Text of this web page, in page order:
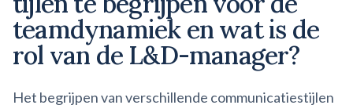
teamdynamiek en wat is de
rol van de L&D-manager?
Het begrijpen van verschillende communicatiestijlen